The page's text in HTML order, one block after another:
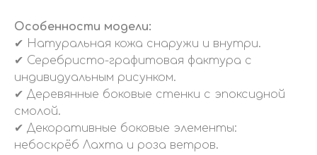
Особенности модели:
✔ Натуральная кожа снаружи и внутри.
✔ Серебристо-графитовая фактура с
индивидуальным рисунком.
✔ Деревянные боковые стенки с эпоксидной
смолой.
✔ Декоративные боковые элементы:
небоскрёб Лахта и роза ветров.